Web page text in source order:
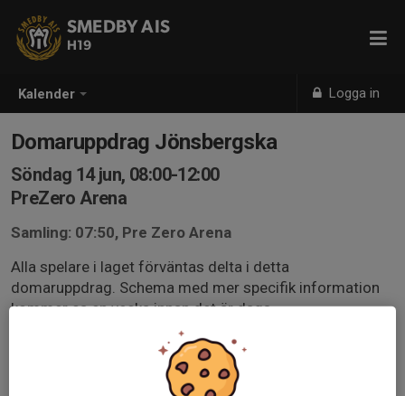
Kalender Logga in
SMEDBY AIS
H19
Domaruppdrag Jönsbergska
Söndag 14 jun, 08:00-12:00
PreZero Arena
Samling: 07:50, Pre Zero Arena
Alla spelare i laget förväntas delta i detta
domaruppdrag. Schema med mer specifik information
kommer ca en vecka innan det är dags.
Svara så snart som möjligt.
Utöver spelare behövs två ledare på plats från 07:30
Om man inte kan delta det är ditt ansvar att se till att